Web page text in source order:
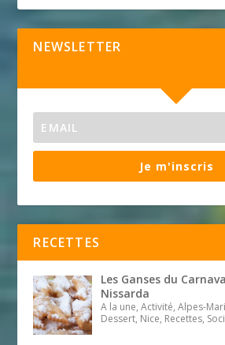
NEWSLETTER
Je m'inscris
RECETTES
Les Ganses du
Nissarda
A la une, Activité, Alpes-
Dessert, Nice, Recettes,